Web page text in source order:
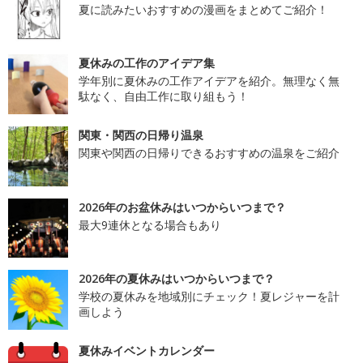
夏に読みたいおすすめの漫画をまとめてご紹介！
夏休みの工作のアイデア集
学年別に夏休みの工作アイデアを紹介。無理なく無
駄なく、自由工作に取り組もう！
関東・関西の日帰り温泉
関東や関西の日帰りできるおすすめの温泉をご紹介
2026年のお盆休みはいつからいつまで？
最大9連休となる場合もあり
2026年の夏休みはいつからいつまで？
学校の夏休みを地域別にチェック！夏レジャーを計
画しよう
夏休みイベントカレンダー